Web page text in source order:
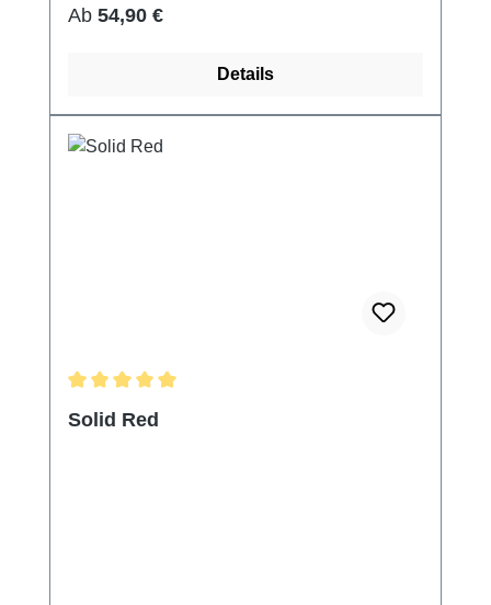
Regulärer Preis:
Ab 54,90 €
Details
Solid Red